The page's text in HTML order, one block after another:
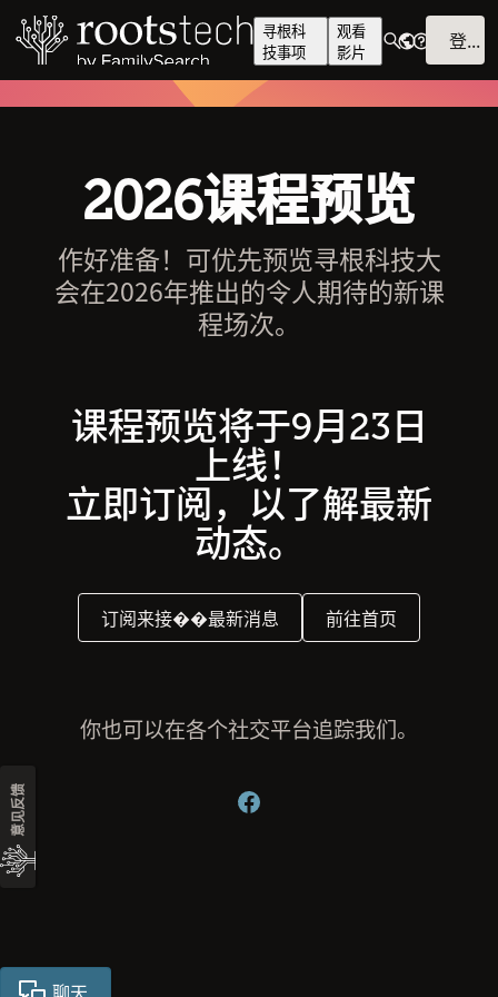
寻根科
技事项
观看
影片
登入
2026课程预览
作好准备！可优先预览寻根科技大
会在2026年推出的令人期待的新课
程场次。
课程预览将于9月23日
上线！
立即订阅，以了解最新
动态。
订阅来接��最新消息 前往首页
你也可以在各个社交平台追踪我们。
聊天
意见反馈